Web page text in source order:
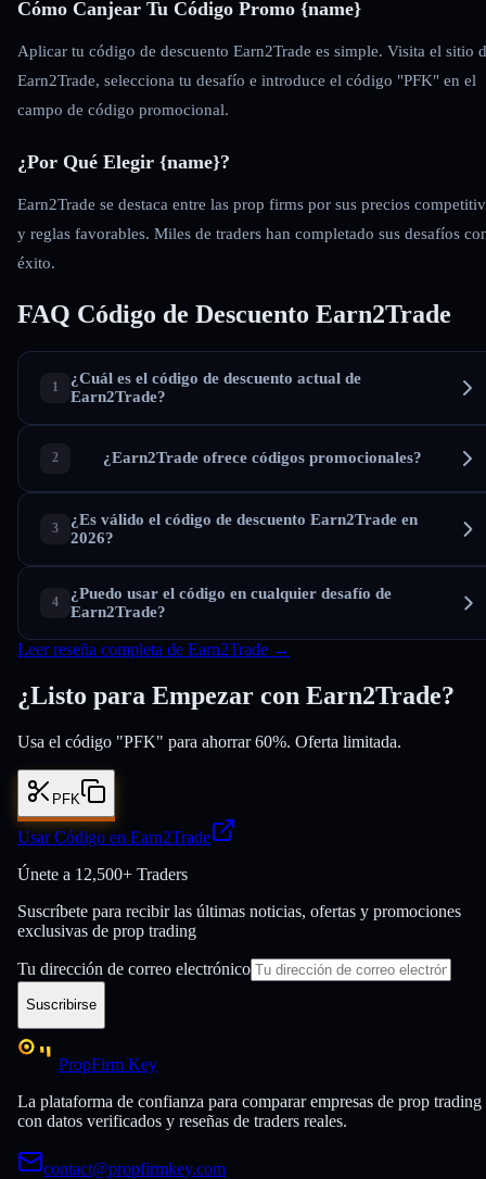
Cómo Canjear Tu Código Promo {name}
Aplicar tu código de descuento Earn2Trade es simple. Visita el sitio
Earn2Trade, selecciona tu desafío e introduce el código "PFK" en el
campo de código promocional.
¿Por Qué Elegir {name}?
Earn2Trade se destaca entre las prop firms por sus precios
y reglas favorables. Miles de traders han completado sus desafíos
éxito.
FAQ Código de Descuento Earn2Trade
¿Cuál es el código de descuento actual de
Earn2Trade?
¿Earn2Trade ofrece códigos promocionales?
¿Es válido el código de descuento Earn2Trade en
2026?
¿Puedo usar el código en cualquier desafío de
Earn2Trade?
Leer reseña completa de Earn2Trade →
¿Listo para Empezar con Earn2Trade?
Usa el código "PFK" para ahorrar 60%. Oferta limitada.
PFK
Usar Código en Earn2Trade
Únete a 12,500+ Traders
Suscríbete para recibir las últimas noticias, ofertas y promociones
exclusivas de prop trading
Tu dirección de correo electrónico
Suscribirse
PropFirm Key
La plataforma de confianza para comparar empresas de prop trading
con datos verificados y reseñas de traders reales.
contact@propfirmkey.com